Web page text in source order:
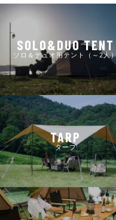
SOLO&DUO TENT
ソロ＆デュオ用テント（～2人
TARP
タープ